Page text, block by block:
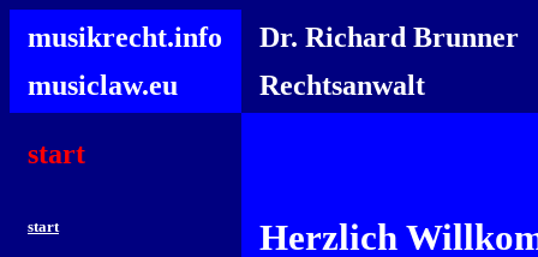
musikrecht.info
musiclaw.eu
Dr. Richard Brunner
Rechtsanwalt
start
start
Herzlich